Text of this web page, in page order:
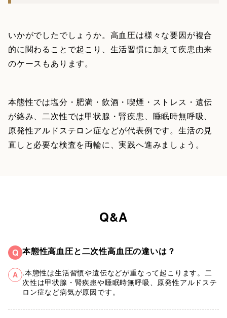
いかがでしたでしょうか。高血圧は様々な要因が複合
的に関わることで起こり、生活習慣に加えて疾患由来
のケースもあります。
本態性では塩分・肥満・飲酒・喫煙・ストレス・遺伝
が絡み、二次性では甲状腺・腎疾患、睡眠時無呼吸、
原発性アルドステロン症などが代表例です。生活の見
直しと必要な検査を両輪に、実践へ進みましょう。
Q&A
Q 本態性高血圧と二次性高血圧の違いは？
A .本態性は生活習慣や遺伝などが重なって起こります。二
次性は甲状腺・腎疾患や睡眠時無呼吸、原発性アルドステ
ロン症など病気が原因です。